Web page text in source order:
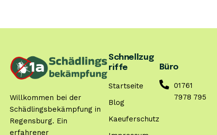
Willkommen bei der
Schädlingsbekämpfung in
Regensburg. Ein
erfahrener
Schnellzug
riffe
Startseite
Blog
Kaeuferschutz
Büro
01761
7978 795